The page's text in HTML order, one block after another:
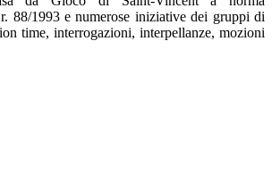
88/1993 e numerose iniziative dei gruppi di
time, interrogazioni, interpellanze, mozioni